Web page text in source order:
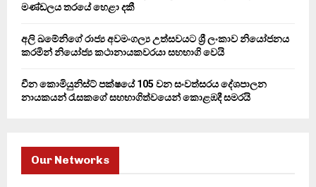
මණ්ඩලය තරයේ හෙළා දකී
අලි ඛමේනිගේ රාජ්‍ය අවමංගල්‍ය උත්සවයට ශ්‍රී ලංකාව නියෝජනය
කරමින් නියෝජ්‍ය කථානායකවරයා සහභාගි වෙයි
චීන කොමියුනිස්ට් පක්ෂයේ 105 වන සංවත්සරය දේශපාලන
නායකයන් රැසකගේ සහභාගිත්වයෙන් කොළඹදී සමරයි
Our Networks